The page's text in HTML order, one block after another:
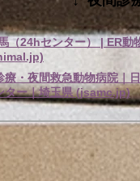
（24hセンター） | ER動
療・夜間救急動物病院
ター｜埼玉県 (jsamc.jp)